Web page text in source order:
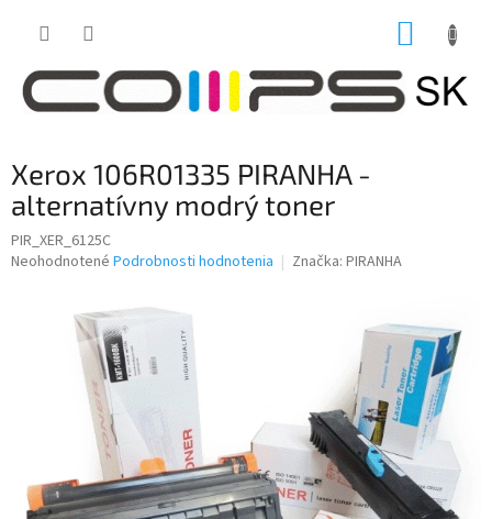
Xerox 106R01335 PIRANHA -
alternatívny modrý toner
PIR_XER_6125C
Priemerné
Neohodnotené Podrobnosti hodnotenia Značka: PIRANHA